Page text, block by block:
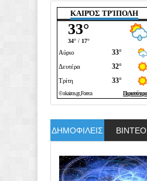
ΚΑΙΡΌΣ ΤΡΊΠΟΛΗ
ΔΗΜΟΦΙΛΕΙΣ ΒΙΝΤΕΟ